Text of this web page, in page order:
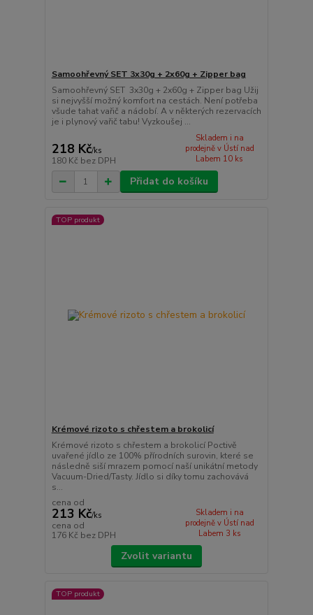
Samoohřevný SET 3x30g + 2x60g + Zipper bag
Samoohřevný SET 3x30g + 2x60g + Zipper bag Užij
si nejvyšší možný komfort na cestách. Není potřeba
všude tahat vařič a nádobí. A v některých rezervacích
je i plynový vařič tabu! Vyzkoušej ...
218 Kč/ks
180 Kč bez DPH
Skladem i na
prodejně v Ústí nad
Labem 10 ks
Přidat do košíku
TOP produkt
Krémové rizoto s chřestem a brokolicí
Krémové rizoto s chřestem a brokolicí Poctivě
uvařené jídlo ze 100% přírodních surovin, které se
následně siší mrazem pomocí naší unikátní metody
Vacuum-Dried/Tasty. Jídlo si díky tomu zachovává
s...
cena od
213 Kč/ks
cena od
176 Kč bez DPH
Skladem i na
prodejně v Ústí nad
Labem 3 ks
Zvolit variantu
TOP produkt